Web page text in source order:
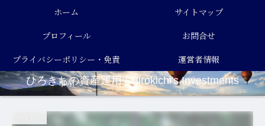
ひろきちの資産運用 / Hirokichi's Investments
ホーム
サイトマップ
プロフィール
お問合せ
プライバシーポリシー・免責
事項
運営者情報